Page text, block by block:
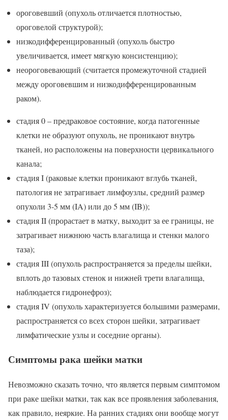
ороговевший (опухоль отличается плотностью,
ороговелой структурой);
низкодифференцированный (опухоль быстро
увеличивается, имеет мягкую консистенцию);
неороговевающий (считается промежуточной стадией
между ороговевшим и низкодифференцированным
раком).
стадия 0 – предраковое состояние, когда патогенные
клетки не образуют опухоль, не проникают внутрь
тканей, но расположены на поверхности цервикального
канала;
стадия I (раковые клетки проникают вглубь тканей,
патология не затрагивает лимфоузлы, средний размер
опухоли 3-5 мм (IA) или до 5 мм (IB));
стадия II (прорастает в матку, выходит за ее границы, не
затрагивает нижнюю часть влагалища и стенки малого
таза);
стадия III (опухоль распространяется за пределы шейки,
вплоть до тазовых стенок и нижней трети влагалища,
наблюдается гидронефроз);
стадия IV (опухоль характеризуется большими размерами,
распространяется со всех сторон шейки, затрагивает
лимфатические узлы и соседние органы).
Симптомы рака шейки матки
Невозможно сказать точно, что является первым симптомом
при раке шейки матки, так как все проявления заболевания,
как правило, неяркие. На ранних стадиях они вообще могут